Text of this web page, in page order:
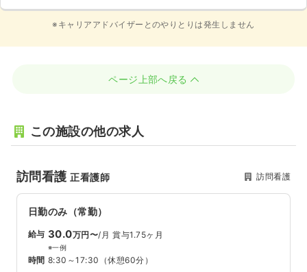
※キャリアアドバイザーとのやりとりは発生しません
ページ上部へ戻る
この施設の他の求人
訪問看護正看護師 訪問看護
日勤のみ（常勤）
給与 30.0万円〜/月 賞与1.75ヶ月
※一例
時間 8:30～17:30 （休憩60分）